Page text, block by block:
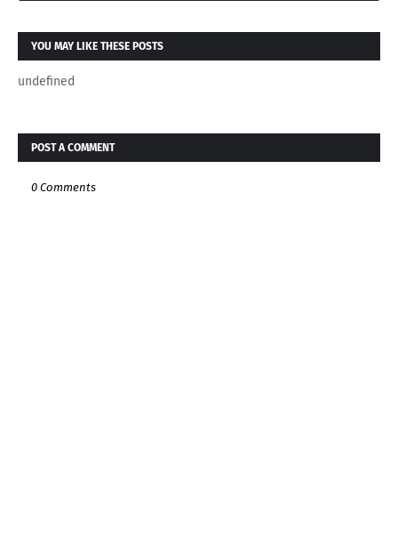
YOU MAY LIKE THESE POSTS
undefined
POST A COMMENT
0 Comments